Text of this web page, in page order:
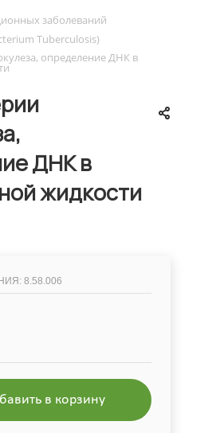
заболеваний
Tuberculosis)
определение ДНК в
ДНК в
жидкости
8.58.006
в корзину